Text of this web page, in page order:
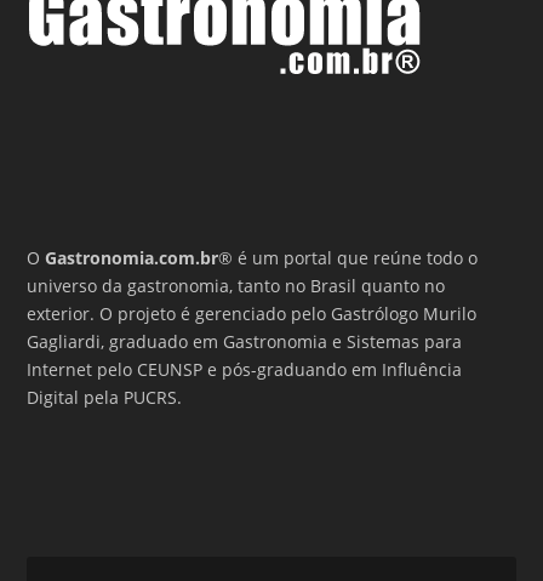
OGastronomia.com.br® é um portal que reúne todo o
universo da gastronomia, tanto no Brasil quanto no
exterior. O projeto é gerenciado pelo Gastrólogo Murilo
Gagliardi, graduado em Gastronomia e Sistemas para
Internet pelo CEUNSP e pós-graduando em Influência
Digital pela PUCRS.